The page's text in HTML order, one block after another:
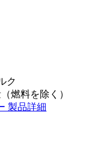
ク
燃料を除く）
製品詳細